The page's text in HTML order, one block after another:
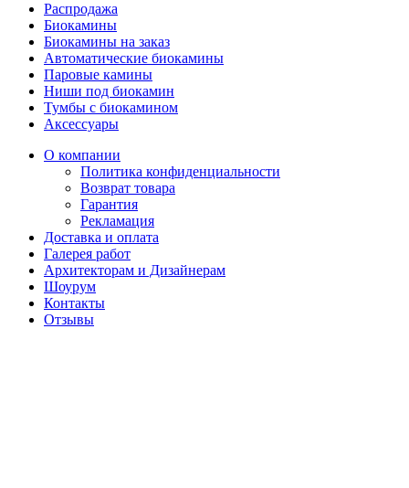
Распродажа
Биокамины
Биокамины на заказ
Автоматические биокамины
Паровые камины
Ниши под биокамин
Тумбы с биокамином
Аксессуары
О компании
Политика конфиденциальности
Возврат товара
Гарантия
Рекламация
Доставка и оплата
Галерея работ
Архитекторам и Дизайнерам
Шоурум
Контакты
Отзывы